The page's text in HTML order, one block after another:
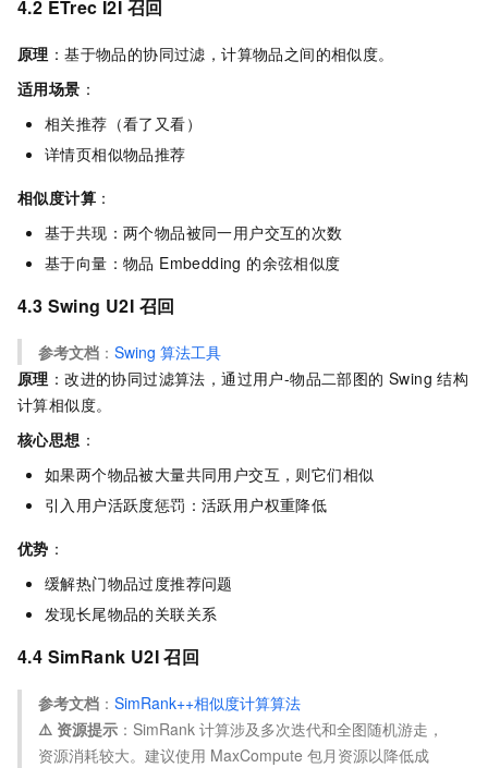
4.2 ETrec I2I 召回
原理 ：基于物品的协同过滤，计算物品之间的相似度。
适用场景 ：
相关推荐（看了又看）
详情页相似物品推荐
相似度计算 ：
基于共现：两个物品被同一用户交互的次数
基于向量：物品 Embedding 的余弦相似度
4.3 Swing U2I 召回
参考文档 ： Swing 算法工具
原理 ：改进的协同过滤算法，通过用户-物品二部图的 Swing 结构
计算相似度。
核心思想 ：
如果两个物品被大量共同用户交互，则它们相似
引入用户活跃度惩罚：活跃用户权重降低
优势 ：
缓解热门物品过度推荐问题
发现长尾物品的关联关系
4.4 SimRank U2I 召回
参考文档 ： SimRank++相似度计算算法
⚠️ 资源提示 ：SimRank 计算涉及多次迭代和全图随机游走，
资源消耗较大。建议使用 MaxCompute 包月资源以降低成